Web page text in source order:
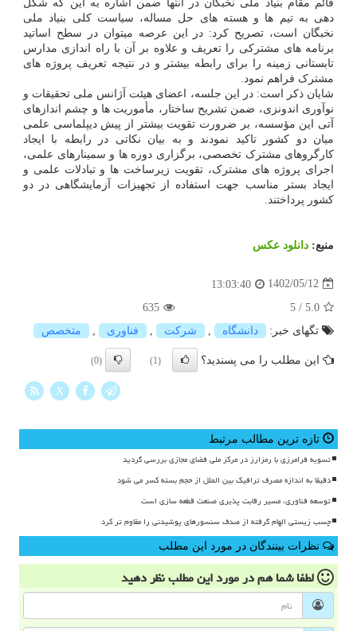
قائم مقام بنیاد ملی نخبگان در انتها ضمن اشاره به این که شکل
دهی به تیم ها و هسته های حل مساله، سیاست کلی بنیاد ملی
نخبگان است، تصریح کرد: در این عرصه میتوان در سطح اساتید
برنامه های مشترکی را تعریف و علاوه بر آن با راه اندازی مدارس
تابستانی زمینه را برای رابطه بیشتر و در نتیجه تعریف پروژه های
مشترک فراهم نمود.
شایان ذکر است: در این جلسه، اعضای هیئت آژانس ملی تحقیقات و
نوآوری اندونزی، ضمن تشریح ساختار، مأموریت ها و چشم اندازهای
آتی این مؤسسه، بر ضرورت تقویت بیشتر از پیش دیپلماسی علمی
میان دو کشور تاکید نمودند و به بیان نکاتی در رابطه با ایجاد
کارگروهای مشترک تخصصی، برگزاری دوره ها و سمینارهای علمی،
اجرای پروژه های مشترک، تقویت زیرساخت ها و تبادلات علمی و
ایجاد بستر مناسب جهت استفاده از تجهیزات آزمایشگاهی در دو
کشور پرداختند.
منبع: دانلود عكس
1402/05/12
13:03:40
5.0
/
5
635
تگهای خبر:
دانشگاه , شركت , فناوری , متخصص
این مطلب را می پسندید؟ (1)
(0)
X
تازه ترین مطالب مرتبط
تسویه فرامرزی با رمزارز در مرکز ملی فضای مجازی بررسی گردید
دقیقا به اندازه مصرف ترافیک بین الملل از حجم بسته کسر می شود
توسعه فناوری، مسیر رقابت پذیری صنعت قطعه سازی است
چسب زیستی الهام گرفته از صدف سنسورهای پوشیدنی را مقاوم تر کرد
نظرات بینندگان در مورد این مطلب
لطفا شما همدر مورد این مطلبنظر دهید